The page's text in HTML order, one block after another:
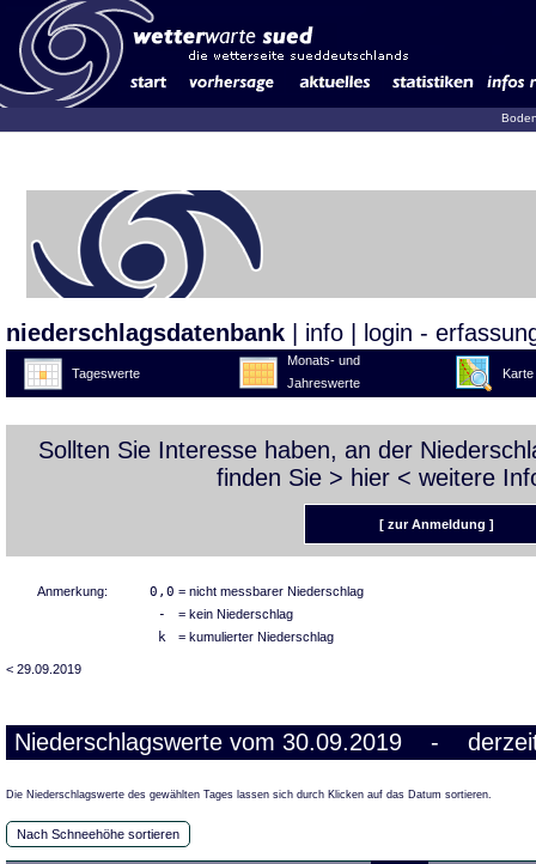
niederschlagsdatenbank info login -
Tageswerte
Monats- und
Jahreswerte
Karte
Sollten Sie Interesse haben, an der
finden Sie > hier < weitere
[ zur Anmeldung ]
Anmerkung: 0,0 = nicht messbarer Niederschlag
- = kein Niederschlag
k = kumulierter Niederschlag
< 29.09.2019
Niederschlagswerte vom 30.09.2019 -
Die Niederschlagswerte des gewählten Tages lassen sich durch Klicken auf das Datum sortieren.
Nach Schneehöhe sortieren